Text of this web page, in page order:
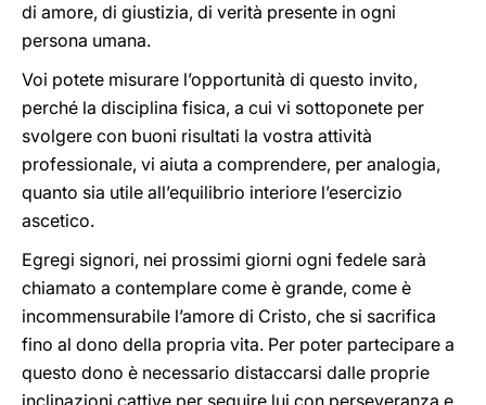
di amore, di giustizia, di verità presente in ogni
persona umana.
Voi potete misurare l’opportunità di questo invito,
perché la disciplina fisica, a cui vi sottoponete per
svolgere con buoni risultati la vostra attività
professionale, vi aiuta a comprendere, per analogia,
quanto sia utile all’equilibrio interiore l’esercizio
ascetico.
Egregi signori, nei prossimi giorni ogni fedele sarà
chiamato a contemplare come è grande, come è
incommensurabile l’amore di Cristo, che si sacrifica
fino al dono della propria vita. Per poter partecipare a
questo dono è necessario distaccarsi dalle proprie
inclinazioni cattive per seguire lui con perseveranza e